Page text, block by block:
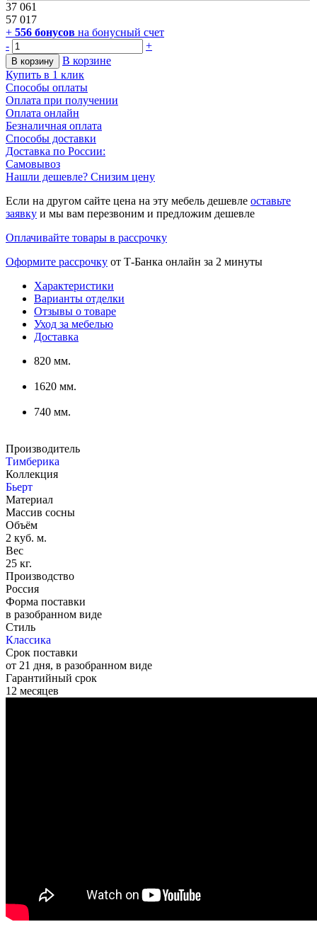
37 061
57 017
+ 556 бонусов на бонусный счет
-
+
В корзину
В корзине
Купить в 1 клик
Способы оплаты
Оплата при получении
Оплата онлайн
Безналичная оплата
Способы доставки
Доставка по России:
Самовывоз
Нашли дешевле? Снизим цену
Если на другом сайте цена на эту мебель дешевле оставьте
заявку и мы вам перезвоним и предложим дешевле
Оплачивайте товары в рассрочку
Оформите рассрочку от Т-Банка онлайн за 2 минуты
Характеристики
Варианты отделки
Отзывы о товаре
Уход за мебелью
Доставка
820 мм.
1620 мм.
740 мм.
Производитель
Тимберика
Коллекция
Бьерт
Материал
Массив сосны
Объём
2 куб. м.
Вес
25 кг.
Производство
Россия
Форма поставки
в разобранном виде
Стиль
Классика
Срок поставки
от 21 дня, в разобранном виде
Гарантийный срок
12 месяцев